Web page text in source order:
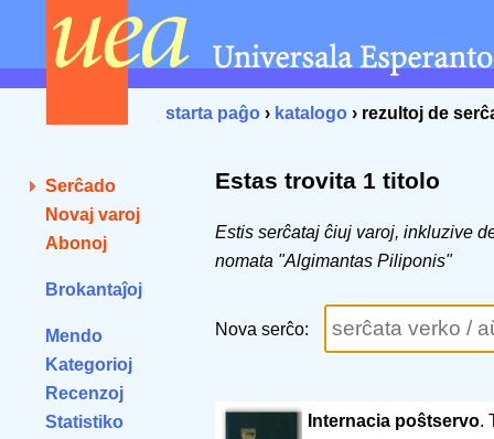
starta paĝo › katalogo › rezultoj de
Serĉado
Novaj varoj
Abonoj
Brokantaĵoj
Mendo
Kategorioj
Recenzoj
Statistiko
Estas trovita 1 titolo
Estis serĉataj ĉiuj varoj, inkluzive
nomata "Algimantas Piliponis"
Nova serĉo:
Internacia poŝtservo.